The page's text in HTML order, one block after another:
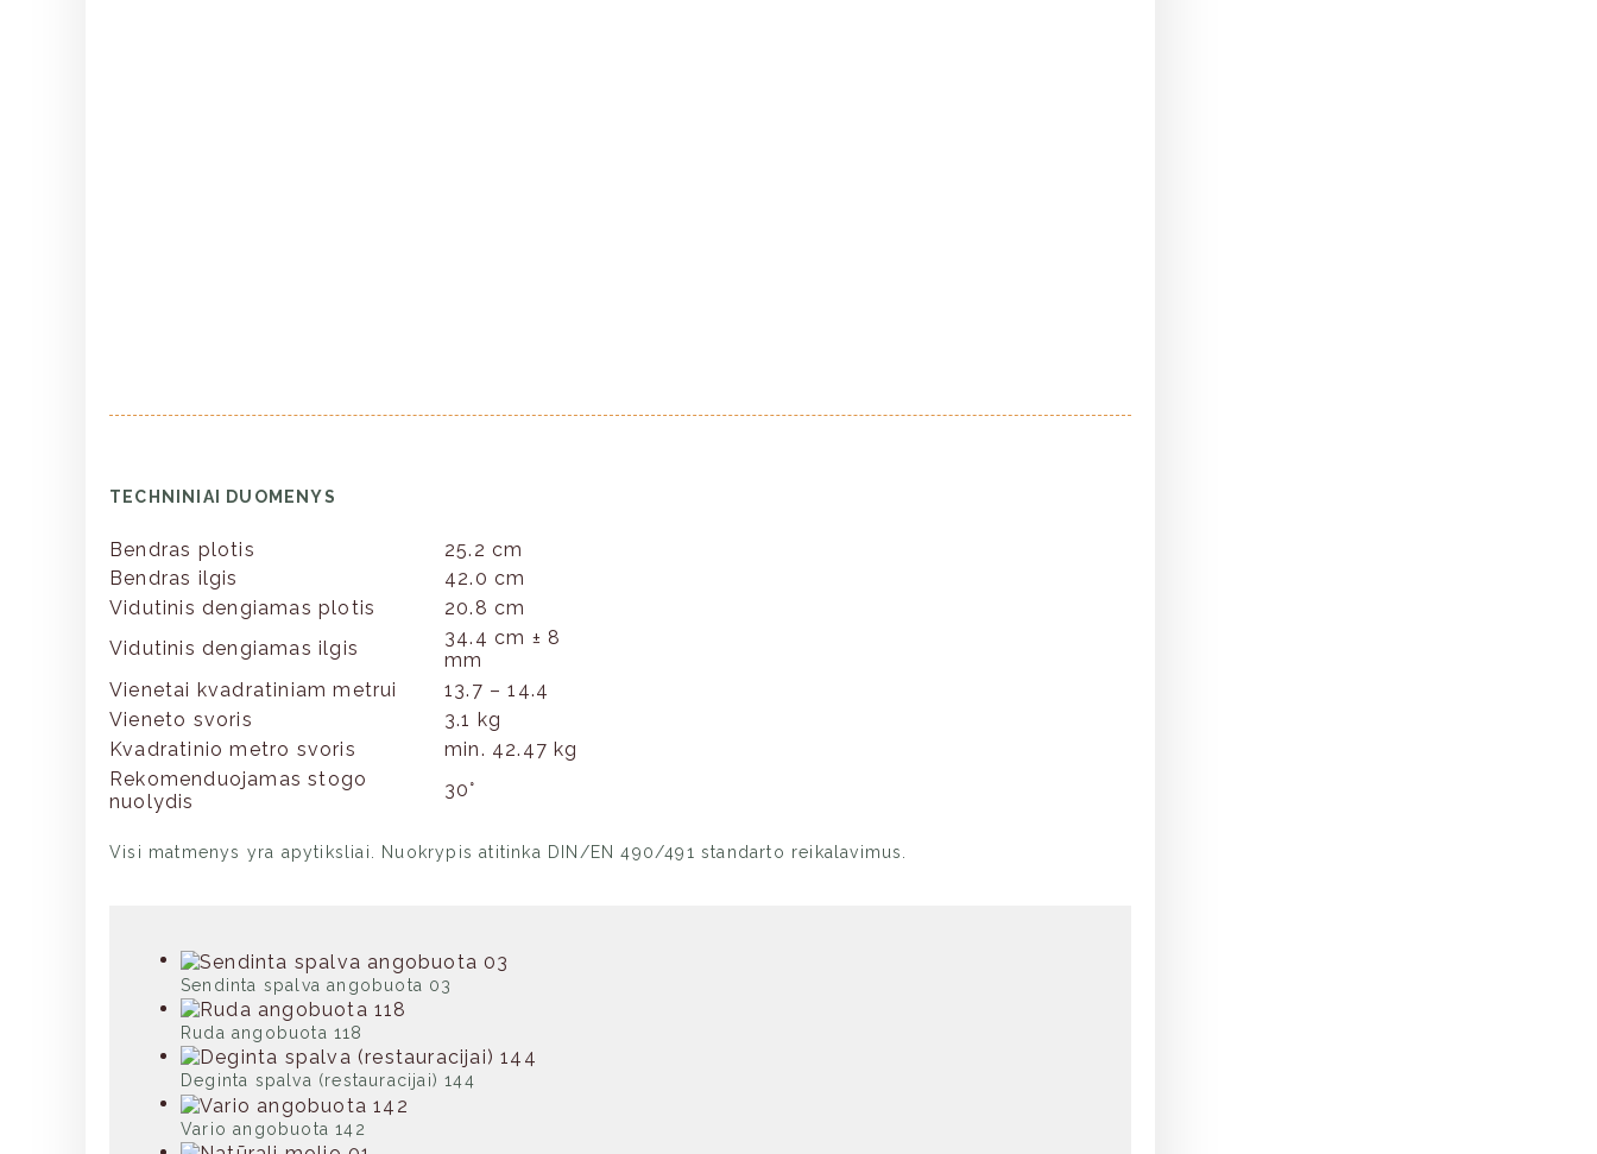
TECHNINIAI DUOMENYS
Bendras plotis
25.2 cm
Bendras ilgis
42.0 cm
Vidutinis dengiamas plotis
20.8 cm
Vidutinis dengiamas ilgis
34.4 cm ± 8
mm
Vienetai kvadratiniam metrui
13.7 – 14.4
Vieneto svoris
3.1 kg
Kvadratinio metro svoris
min. 42.47 kg
Rekomenduojamas stogo
nuolydis
30°
Visi matmenys yra apytiksliai. Nuokrypis atitinka DIN/EN 490/491 standarto reikalavimus.
Sendinta spalva angobuota 03
Ruda angobuota 118
Deginta spalva (restauracijai) 144
Vario angobuota 142